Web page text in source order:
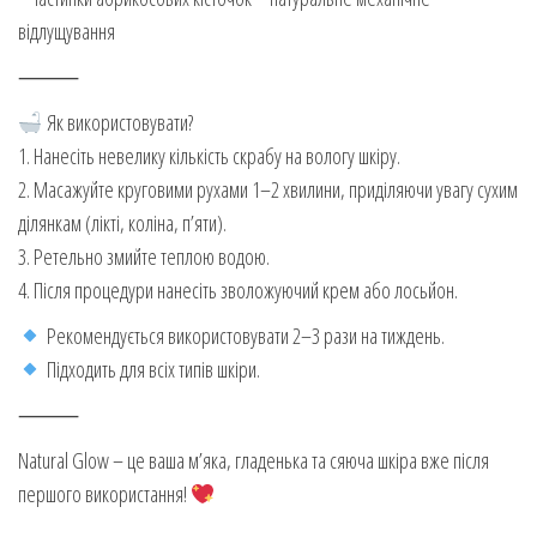
відлущування
⸻
Як використовувати?
1. Нанесіть невелику кількість скрабу на вологу шкіру.
2. Масажуйте круговими рухами 1–2 хвилини, приділяючи увагу сухим
ділянкам (лікті, коліна, п’яти).
3. Ретельно змийте теплою водою.
4. Після процедури нанесіть зволожуючий крем або лосьйон.
Рекомендується використовувати 2–3 рази на тиждень.
Підходить для всіх типів шкіри.
⸻
Natural Glow – це ваша м’яка, гладенька та сяюча шкіра вже після
першого використання!